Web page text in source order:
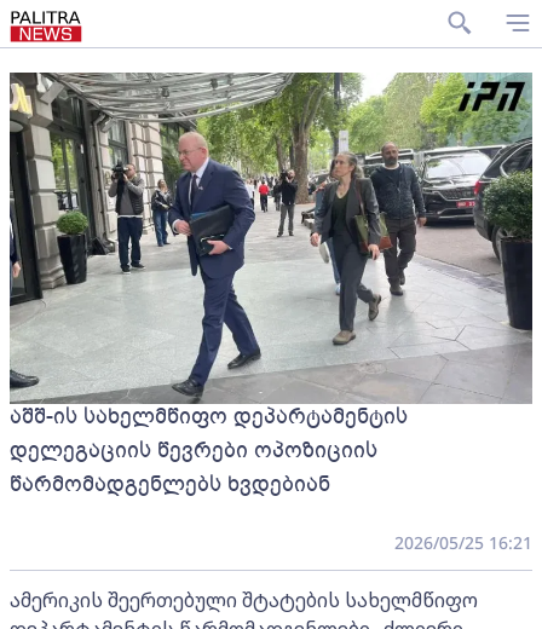
აშშ-ის სახელმწიფო დეპარტამენტის
დელეგაციის წევრები ოპოზიციის
წარმომადგენლებს ხვდებიან
2026/05/25 16:21
ამერიკის შეერთებული შტატების სახელმწიფო